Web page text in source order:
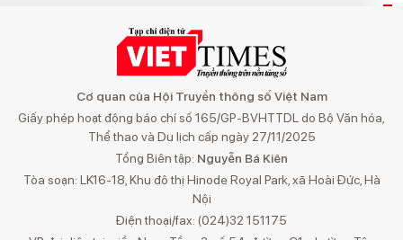
Cơ quan của Hội Truyền thông số Việt Nam
Giấy phép hoạt động báo chí số 165/GP-BVHTTDL do Bộ Văn hóa,
Thể thao và Du lịch cấp ngày 27/11/2025
Tổng Biên tập: Nguyễn Bá Kiên
Tòa soạn: LK16-18, Khu đô thị Hinode Royal Park, xã Hoài Đức, Hà
Nội
Điện thoại/fax: (024)32 151175